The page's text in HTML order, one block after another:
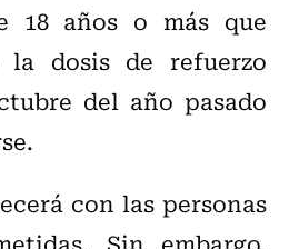
18 años o más que
la dosis de refuerzo
del año pasado
con las personas